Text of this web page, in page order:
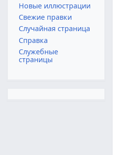
Новые иллюстрации
Свежие правки
Случайная страница
Справка
Служебные
страницы